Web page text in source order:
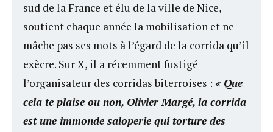
sud de la France et élu de la ville de Nice,
soutient chaque année la mobilisation et ne
mâche pas ses mots à l’égard de la corrida qu’il
exècre. Sur X, il a récemment fustigé
l’organisateur des corridas biterroises : « Que
cela te plaise ou non, Olivier Margé, la corrida
est une immonde saloperie qui torture des